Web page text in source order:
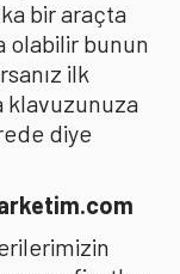
bir araçta
olabilir bunun
ilk
klavuzunuza
diye